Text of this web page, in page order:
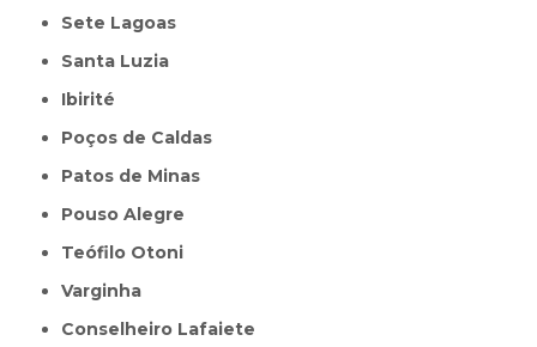
Sete Lagoas
Santa Luzia
Ibirité
Poços de Caldas
Patos de Minas
Pouso Alegre
Teófilo Otoni
Varginha
Conselheiro Lafaiete